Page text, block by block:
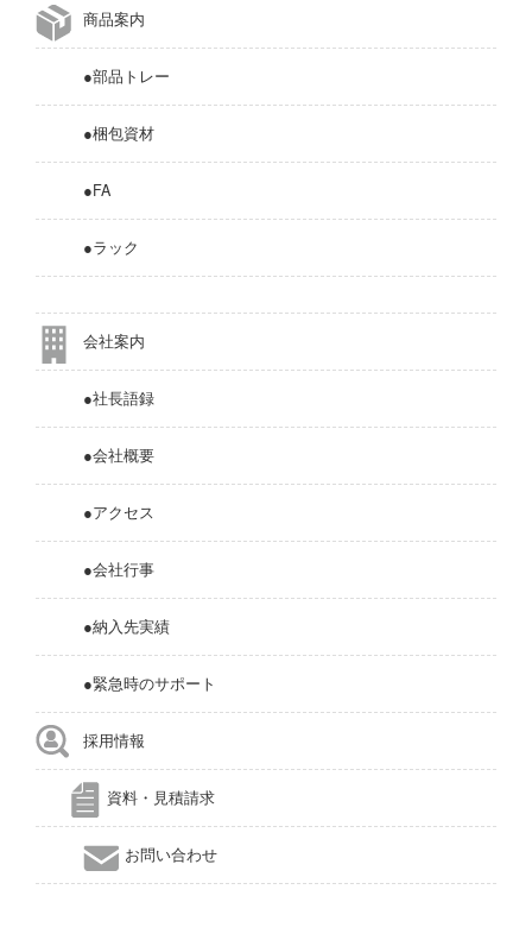
商品案内
●部品トレー
●梱包資材
●FA
●ラック
会社案内
●社長語録
●会社概要
●アクセス
●会社行事
●納入先実績
●緊急時のサポート
採用情報
資料・見積請求
お問い合わせ